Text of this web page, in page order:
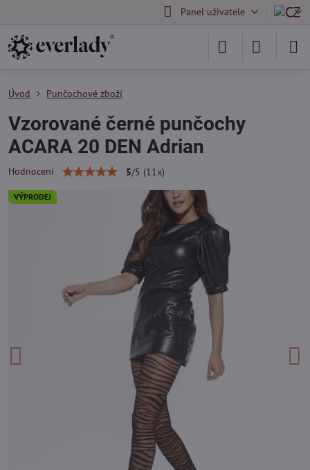
Panel uživatele
VÝPRODEJ
Úvod Punčochové zboží
Vzorované černé punčochy
ACARA 20 DEN Adrian
Hodnocení 5/5 (11 x)